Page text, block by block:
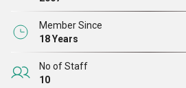
Member Since
18 Years
No of Staff
10